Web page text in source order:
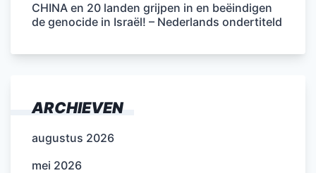
CHINA en 20 landen grijpen in en beëindigen
de genocide in Israël! – Nederlands ondertiteld
ARCHIEVEN
augustus 2026
mei 2026